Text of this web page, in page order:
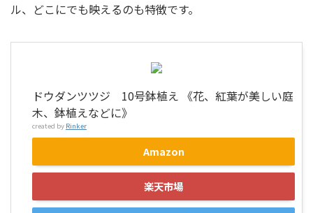
ル、どこにでも映えるのも特徴です。
ドウダンツツジ 10号鉢植え 《花、紅葉が美しい庭
木、鉢植えなどに》
created by Rinker
Amazon
楽天市場